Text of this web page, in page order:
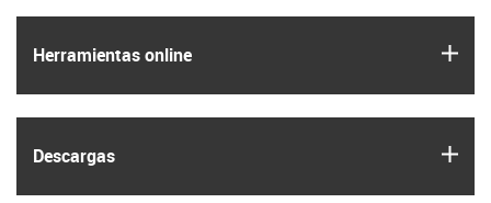
Herramientas online
Descargas